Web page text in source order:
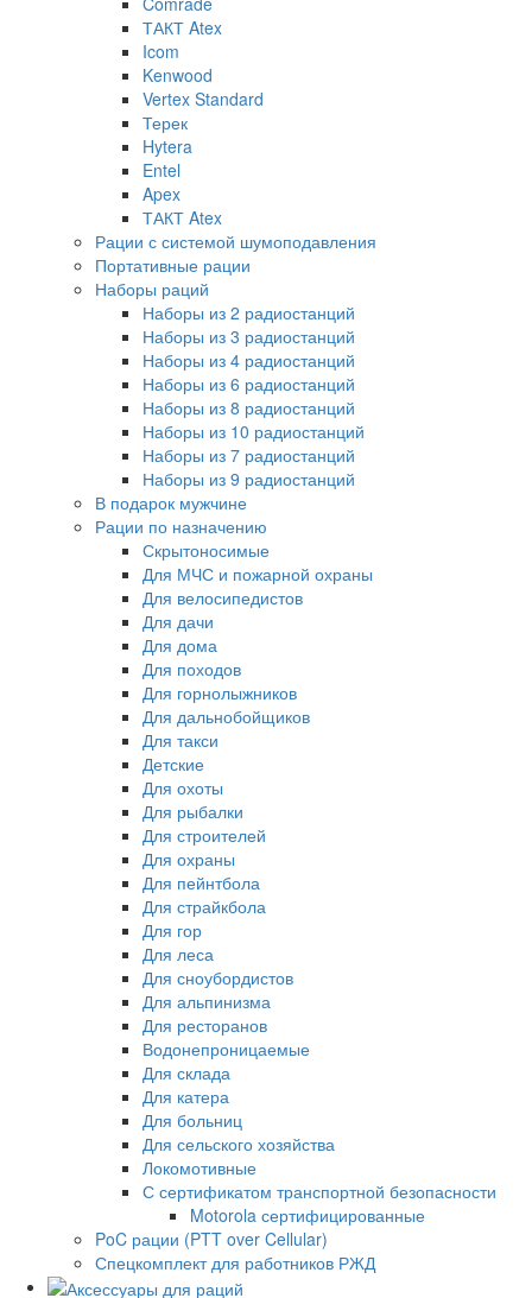
ТАКТ Atex
Icom
Kenwood
Vertex Standard
Терек
Hytera
Entel
Apex
ТАКТ Atex
Рации с системой шумоподавления
Портативные рации
Наборы раций
Наборы из 2 радиостанций
Наборы из 3 радиостанций
Наборы из 4 радиостанций
Наборы из 6 радиостанций
Наборы из 8 радиостанций
Наборы из 10 радиостанций
Наборы из 7 радиостанций
Наборы из 9 радиостанций
В подарок мужчине
Рации по назначению
Скрытоносимые
Для МЧС и пожарной охраны
Для велосипедистов
Для дачи
Для дома
Для походов
Для горнолыжников
Для дальнобойщиков
Для такси
Детские
Для охоты
Для рыбалки
Для строителей
Для охраны
Для пейнтбола
Для страйкбола
Для гор
Для леса
Для сноубордистов
Для альпинизма
Для ресторанов
Водонепроницаемые
Для склада
Для катера
Для больниц
Для сельского хозяйства
Локомотивные
С сертификатом транспортной безопасности
Motorola сертифицированные
PoC рации (PTT over Cellular)
Спецкомплект для работников РЖД